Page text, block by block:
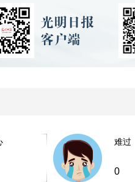
难过
0